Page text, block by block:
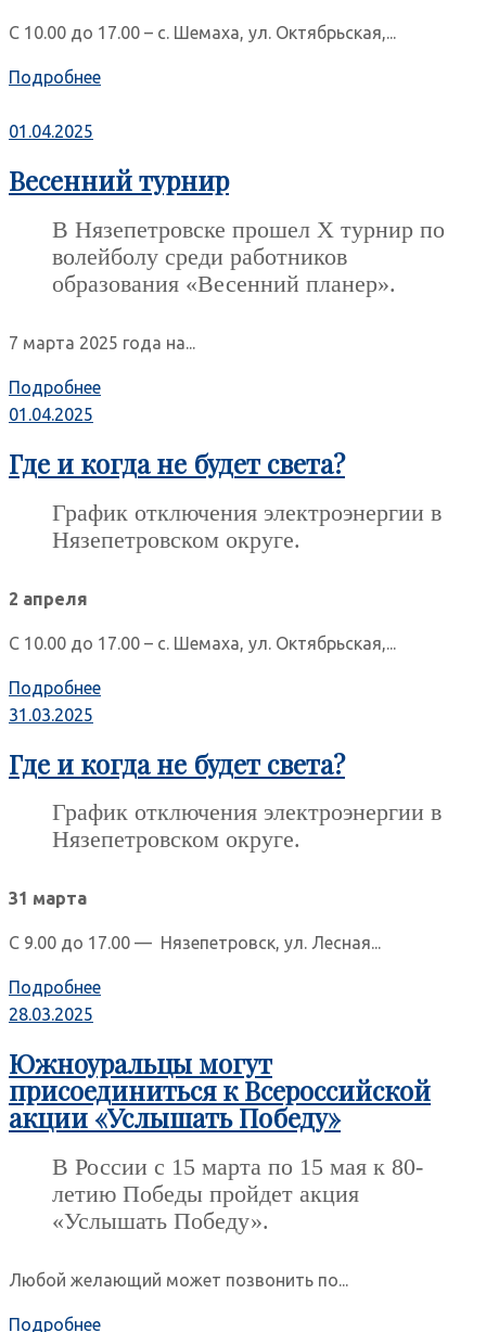
С 10.00 до 17.00 – с. Шемаха, ул. Октябрьская,...
Подробнее
01.04.2025
Весенний турнир
В Нязепетровске прошел X турнир по
волейболу среди работников
образования «Весенний планер».
7 марта 2025 года на...
Подробнее
01.04.2025
Где и когда не будет света?
График отключения электроэнергии в
Нязепетровском округе.
2 апреля
С 10.00 до 17.00 – с. Шемаха, ул. Октябрьская,...
Подробнее
31.03.2025
Где и когда не будет света?
График отключения электроэнергии в
Нязепетровском округе.
31 марта
С 9.00 до 17.00 — Нязепетровск, ул. Лесная...
Подробнее
28.03.2025
Южноуральцы могут
присоединиться к Всероссийской
акции «Услышать Победу»
В России с 15 марта по 15 мая к 80-
летию Победы пройдет акция
«Услышать Победу».
Любой желающий может позвонить по...
Подробнее